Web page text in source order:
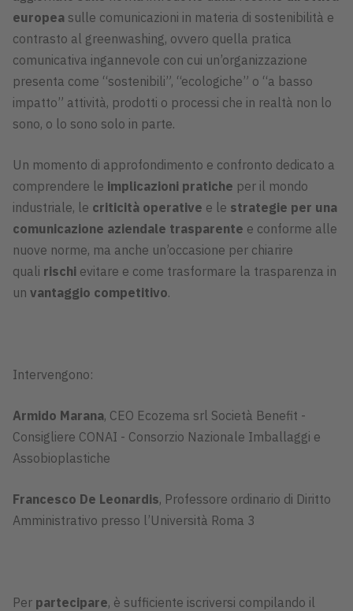
europea sulle comunicazioni in materia di sostenibilità e
contrasto al greenwashing, ovvero quella pratica
comunicativa ingannevole con cui un’organizzazione
presenta come “sostenibili”, “ecologiche” o “a basso
impatto” attività, prodotti o processi che in realtà non lo
sono, o lo sono solo in parte.
Un momento di approfondimento e confronto dedicato a
comprendere le implicazioni pratiche per il mondo
industriale, le criticità operative e le strategie per una
comunicazione aziendale trasparente e conforme alle
nuove norme, ma anche un’occasione per chiarire
quali rischi evitare e come trasformare la trasparenza in
un vantaggio competitivo.
Intervengono:
Armido Marana, CEO Ecozema srl Società Benefit -
Consigliere CONAI - Consorzio Nazionale Imballaggi e
Assobioplastiche
Francesco De Leonardis, Professore ordinario di Diritto
Amministrativo presso l’Università Roma 3
Per partecipare, è sufficiente iscriversi compilando il